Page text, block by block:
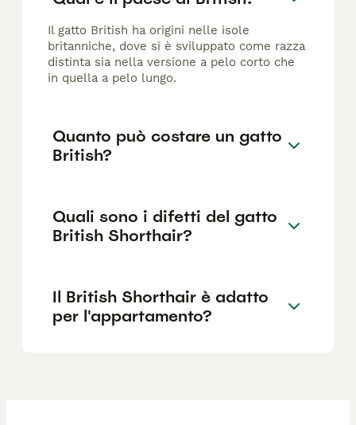
Il gatto British ha origini nelle isole
britanniche, dove si è sviluppato come razza
distinta sia nella versione a pelo corto che
in quella a pelo lungo.
Quanto può costare un gatto
British?
Quali sono i difetti del gatto
British Shorthair?
Il British Shorthair è adatto
per l'appartamento?